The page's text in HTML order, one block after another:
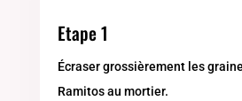
Etape 1
Écraser grossièrement les
Ramitos au mortier.